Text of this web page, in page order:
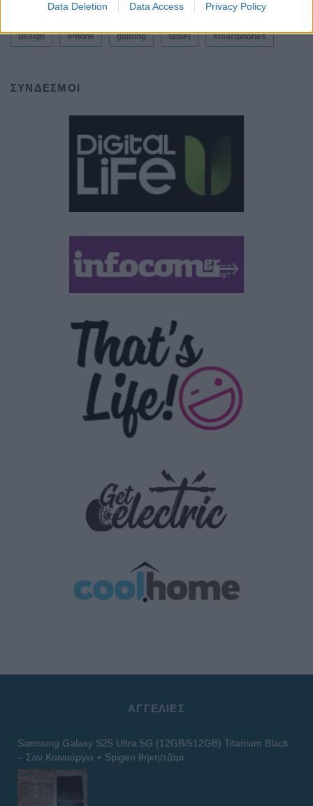
Data Deletion Data Access Privacy Policy
huawei Camera xiaomi wearables
design iPhone gaming tablet smartphones
ΣΎΝΔΕΣΜΟΙ
ΑΓΓΕΛΊΕΣ
Samsung Galaxy S25 Ultra 5G (12GB/512GB) Titanium Black
– Σαν Καινούργιο + Spigen θήκη/τζάμι